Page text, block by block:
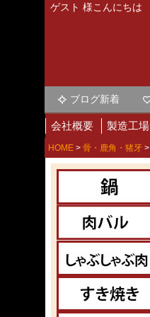
ゲスト 様こんにちは
ブログ新着
会社概要 製造工場
HOME 骨・鹿角・猪牙